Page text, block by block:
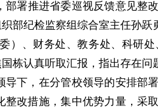
署推进省委巡视反馈意见整
部纪检监察组综合室主任孙跃
）、财务处、教务处、科研
栋认真听取汇报，指出存在问
下，在分管校领导的安排部
改措施，集中优势力量，采